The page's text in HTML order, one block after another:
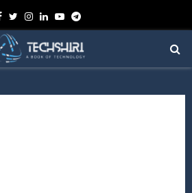
Facebook
TwitterInstagram
Linkedin
YoutubeTelegram